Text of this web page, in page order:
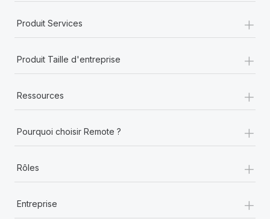
Produit Services +
Produit Taille d'entreprise +
Ressources +
Pourquoi choisir Remote ? +
Rôles +
Entreprise +